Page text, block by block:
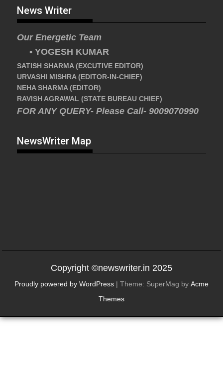
News Writer
Our Energetic Team
• YOGESH KUMAR
SATISH SHARMA (EXCUTIVE EDITOR)
URVASHI MISHRA (EDITOR-IN-CHIEF)
NEHA SHARMA (EDITOR)
RAVISH AGRAWAL (STATE BUREAU CHIEF)
FOR ANY QUERY- Please Call- 9009070990
NewsWriter Map
Copyright ©newswriter.in 2025
Proudly powered by WordPress | Theme: SuperMag by Acme
Themes